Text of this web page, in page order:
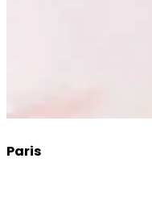
Paris